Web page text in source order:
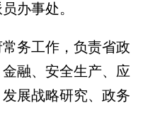
办事处。
务工作，负责省政
融、安全生产、应
展战略研究、政务